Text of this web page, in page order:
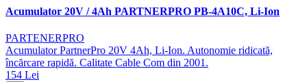
Acumulator 20V / 4Ah PARTNERPRO PB-4A10C, Li-Ion
PARTENERPRO
Acumulator PartnerPro 20V 4Ah, Li-Ion. Autonomie ridicată,
încărcare rapidă. Calitate Cable Com din 2001.
154 Lei